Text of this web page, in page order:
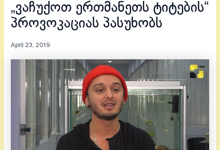
„ვაჩუქოთ ერთმანეთს ტიტების“
პროვოკაციას პასუხობს
April 23, 2019